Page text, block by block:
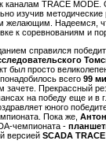
каналам TRACE
изучив
желающим. Надеемся,
к соревнованиям и
справился
был просто
всего 99
зачете. Прекрассный
на победу еще и в
юного
Пока же,
чемпионата -
версией SCADA